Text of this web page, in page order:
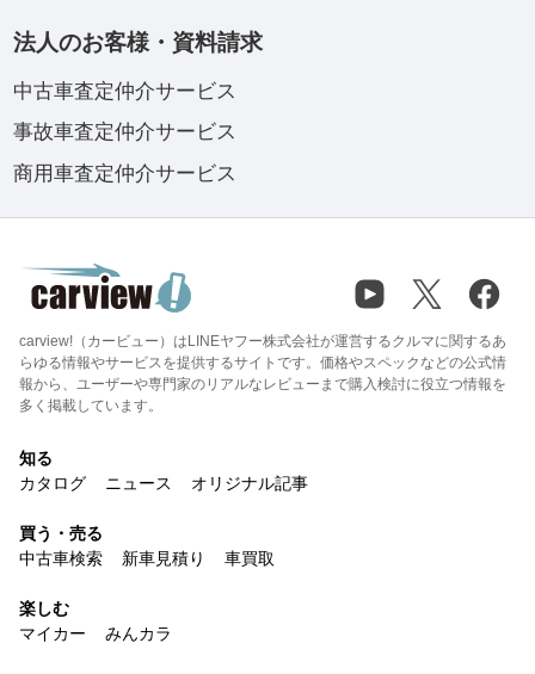
法人のお客様・資料請求
中古車査定仲介サービス
事故車査定仲介サービス
商用車査定仲介サービス
carview!（カービュー）はLINEヤフー株式会社が運営するクルマに関するあ
らゆる情報やサービスを提供するサイトです。価格やスペックなどの公式情
報から、ユーザーや専門家のリアルなレビューまで購入検討に役立つ情報を
多く掲載しています。
知る
カタログ
ニュース オリジナル記事
買う・売る
中古車検索
新車見積り 車買取
楽しむ
マイカー
みんカラ